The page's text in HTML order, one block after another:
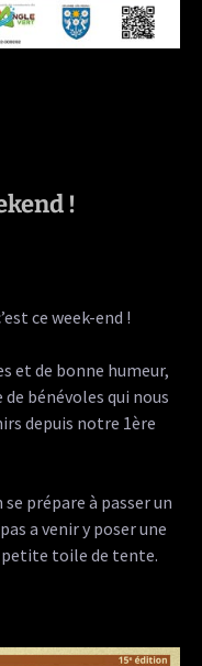
!
ce week-end !
et de bonne humeur,
bénévoles qui nous
depuis notre 1ère
prépare à passer un
a venir y poser une
toile de tente.